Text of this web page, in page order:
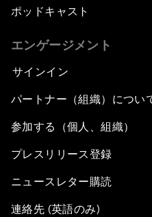
ポッドキャスト
エンゲージメント
サインイン
パートナー（組織）につい
参加する（個人、組織）
プレスリリース登録
ニュースレター購読
連絡先 (英語のみ)